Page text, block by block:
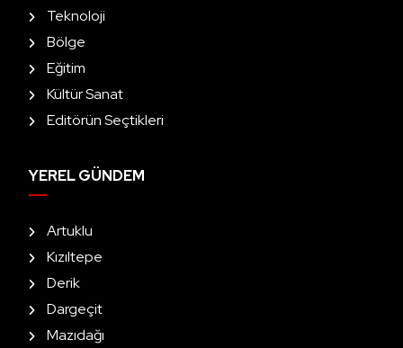
Teknoloji
Bölge
Eğitim
Kültür Sanat
Editörün Seçtikleri
YEREL GÜNDEM
Artuklu
Kızıltepe
Derik
Dargeçit
Mazıdağı